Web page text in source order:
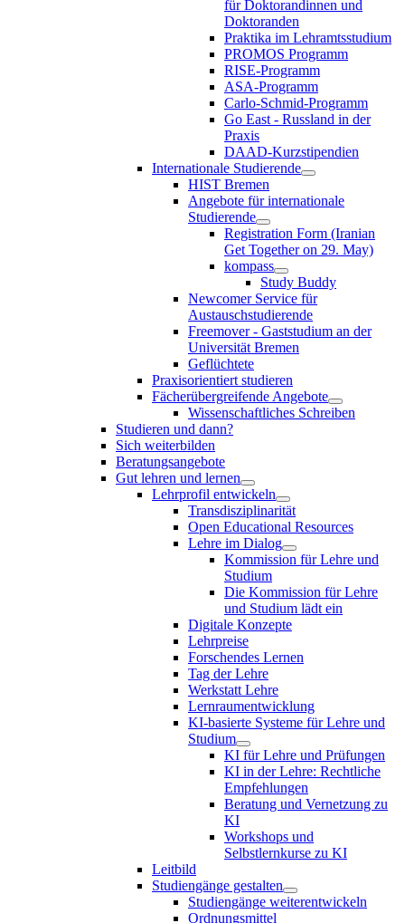
für Doktorandinnen und
Doktoranden
Praktika im Lehramtsstudium
PROMOS Programm
RISE-Programm
ASA-Programm
Carlo-Schmid-Programm
Go East - Russland in der
Praxis
DAAD-Kurzstipendien
Internationale Studierende
HIST Bremen
Angebote für internationale
Studierende
Registration Form (Iranian
Get Together on 29. May)
kompass
Study Buddy
Newcomer Service für
Austauschstudierende
Freemover - Gaststudium an der
Universität Bremen
Geflüchtete
Praxisorientiert studieren
Fächerübergreifende Angebote
Wissenschaftliches Schreiben
Studieren und dann?
Sich weiterbilden
Beratungsangebote
Gut lehren und lernen
Lehrprofil entwickeln
Transdisziplinarität
Open Educational Resources
Lehre im Dialog
Kommission für Lehre und
Studium
Die Kommission für Lehre
und Studium lädt ein
Digitale Konzepte
Lehrpreise
Forschendes Lernen
Tag der Lehre
Werkstatt Lehre
Lernraumentwicklung
KI-basierte Systeme für Lehre und
Studium
KI für Lehre und Prüfungen
KI in der Lehre: Rechtliche
Empfehlungen
Beratung und Vernetzung zu
KI
Workshops und
Selbstlernkurse zu KI
Leitbild
Studiengänge gestalten
Studiengänge weiterentwickeln
Ordnungsmittel